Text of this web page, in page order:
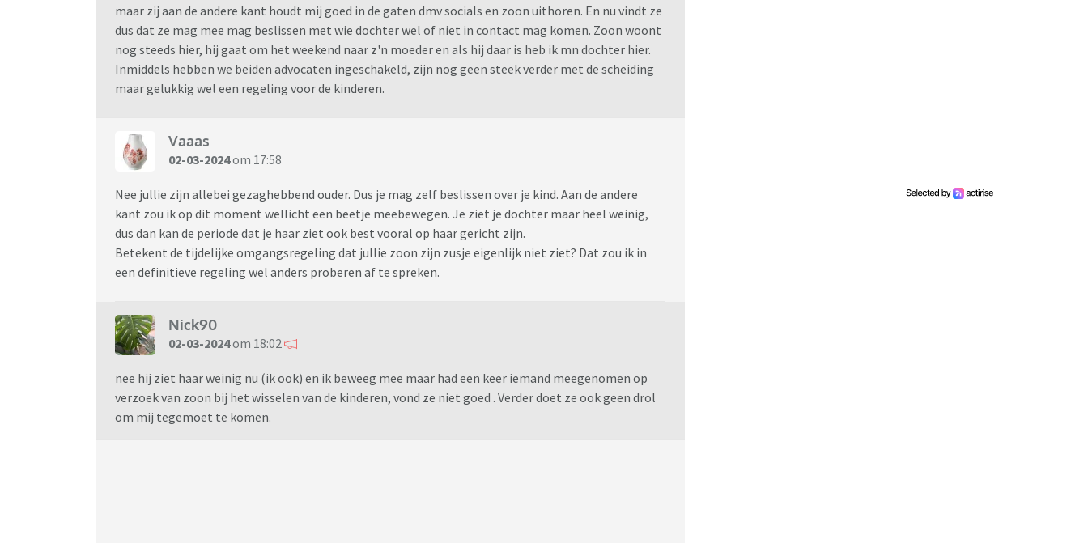
maar zij aan de andere kant houdt mij goed in de gaten dmv socials en zoon uithoren. En nu vindt ze
dus dat ze mag mee mag beslissen met wie dochter wel of niet in contact mag komen. Zoon woont
nog steeds hier, hij gaat om het weekend naar z'n moeder en als hij daar is heb ik mn dochter hier.
Inmiddels hebben we beiden advocaten ingeschakeld, zijn nog geen steek verder met de scheiding
maar gelukkig wel een regeling voor de kinderen.
Vaaas
02-03-2024om 17:58
Nee jullie zijn allebei gezaghebbend ouder. Dus je mag zelf beslissen over je kind. Aan de andere
kant zou ik op dit moment wellicht een beetje meebewegen. Je ziet je dochter maar heel weinig,
dus dan kan de periode dat je haar ziet ook best vooral op haar gericht zijn.
Betekent de tijdelijke omgangsregeling dat jullie zoon zijn zusje eigenlijk niet ziet? Dat zou ik in
een definitieve regeling wel anders proberen af te spreken.
Nick90
02-03-2024om 18:02
nee hij ziet haar weinig nu (ik ook) en ik beweeg mee maar had een keer iemand meegenomen op
verzoek van zoon bij het wisselen van de kinderen, vond ze niet goed . Verder doet ze ook geen drol
om mij tegemoet te komen.